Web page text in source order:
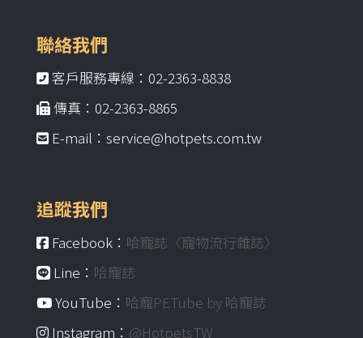
聯絡我們
客戶服務專線：02-2363-8838
傳真：02-2363-8865
E-mail：service@hotpets.com.tw
追蹤我們
Facebook： 哈寵誌〈寵物流行雜誌〉
Line： 哈寵誌
YouTube： 哈寵PETube by 哈寵誌
Instagram： @HotpetsTW